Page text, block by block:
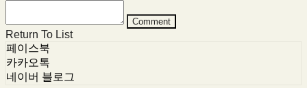
Comment
Return To List
페이스북
카카오톡
네이버 블로그